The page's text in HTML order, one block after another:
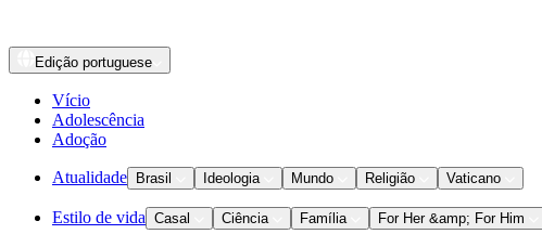
Edição portuguese
Vício
Adolescência
Adoção
Atualidade Brasil Ideologia Mundo Religião Vaticano
Estilo de vida Casal Ciência Família For Her &amp; For Him